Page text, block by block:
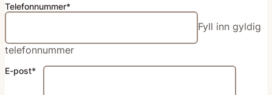
Telefonnummer*
Fyll inn gyldig
telefonnummer
E-post*